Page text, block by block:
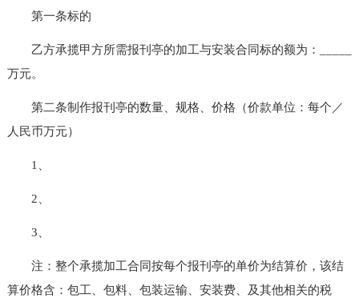
第一条标的
乙方承揽甲方所需报刊亭的加工与安装合同标的额为：_____
万元。
第二条制作报刊亭的数量、规格、价格（价款单位：每个／
人民币万元）
1、
2、
3、
注：整个承揽加工合同按每个报刊亭的单价为结算价，该结
算价格含：包工、包料、包装运输、安装费、及其他相关的税